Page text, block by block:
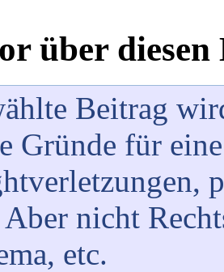
über
Beitrag
Gründe für
nicht
etc.